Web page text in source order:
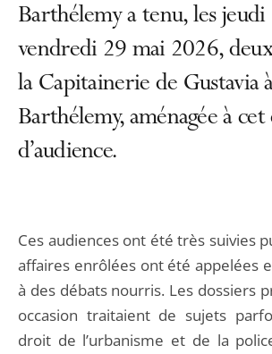
Barthélemy a tenu, les
vendredi 29 mai 2026,
la Capitainerie de Gustavia
Barthélemy, aménagée à
d’audience.
Ces audiences ont été très suivies
affaires enrôlées ont été appelées
à des débats nourris. Les dossiers
occasion traitaient de sujets
droit de l’urbanisme et de la